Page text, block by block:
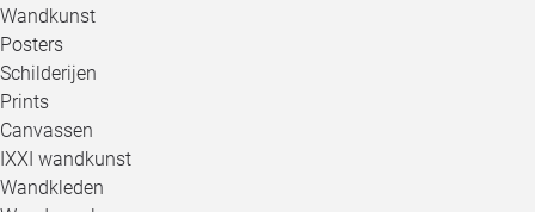
Wandkunst
Posters
Schilderijen
Prints
Canvassen
IXXI wandkunst
Wandkleden